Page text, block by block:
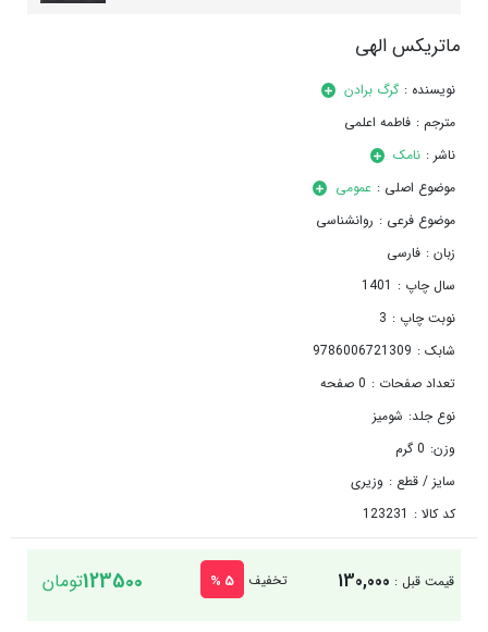
ماتریکس الهی
نویسنده : گرگ برادن
مترجم : فاطمه اعلمی
ناشر : نامک
موضوع اصلی : عمومی
موضوع فرعی : روانشناسی
زبان : فارسی
سال چاپ : 1401
نوبت چاپ : 3
شابک : 9786006721309
تعداد صفحات : 0 صفحه
نوع جلد: شوميز
وزن: 0 گرم
سایز / قطع : وزیری
کد کالا : 123231
قیمت قبل : 130,000 تخفیف 5 %
123500تومان